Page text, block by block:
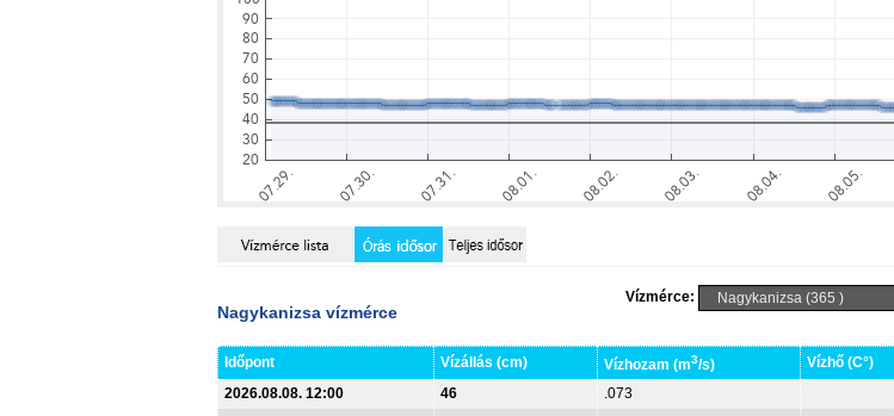
Vízmérce:
Nagykanizsa vízmérce
Időpont Vízállás (cm) Vízhozam (m3/s)
Vízhő (C°)
2026.08.08. 12:00
46
.073